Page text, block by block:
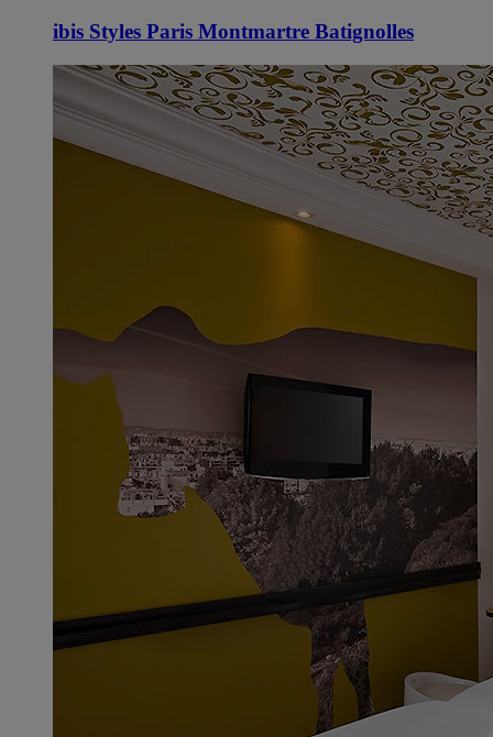
ibis Styles Paris Montmartre Batignolles